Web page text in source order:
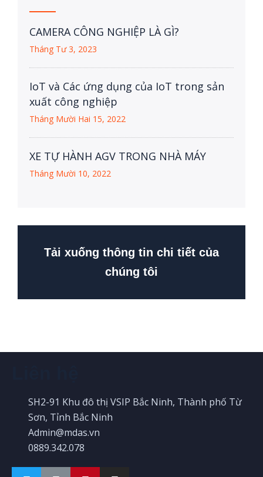
CAMERA CÔNG NGHIỆP LÀ GÌ?
Tháng Tư 3, 2023
IoT và Các ứng dụng của IoT trong sản
xuất công nghiệp
Tháng Mười Hai 15, 2022
XE TỰ HÀNH AGV TRONG NHÀ MÁY
Tháng Mười 10, 2022
Tải xuống thông tin chi tiết của
chúng tôi
SH2-91 Khu đô thị VSIP Bắc Ninh, Thành phố Từ
Sơn, Tỉnh Bắc Ninh
Admin@mdas.vn
0889.342.078